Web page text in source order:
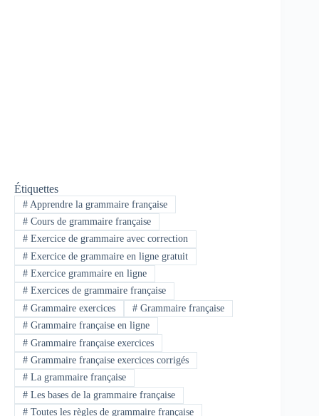
Étiquettes
#Apprendre la grammaire française
#Cours de grammaire française
#Exercice de grammaire avec correction
#Exercice de grammaire en ligne gratuit
#Exercice grammaire en ligne
#Exercices de grammaire française
#Grammaire exercices #Grammaire française
#Grammaire française en ligne
#Grammaire française exercices
#Grammaire française exercices corrigés
#La grammaire française
#Les bases de la grammaire française
#Toutes les règles de grammaire française